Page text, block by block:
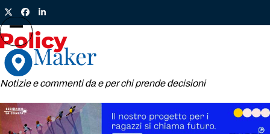
Skip
to
content
TwitterFacebook
LinkedIn
Notizie e commenti da e per chi prende decisioni
Open
mobile
menu
Close
mobile
menu